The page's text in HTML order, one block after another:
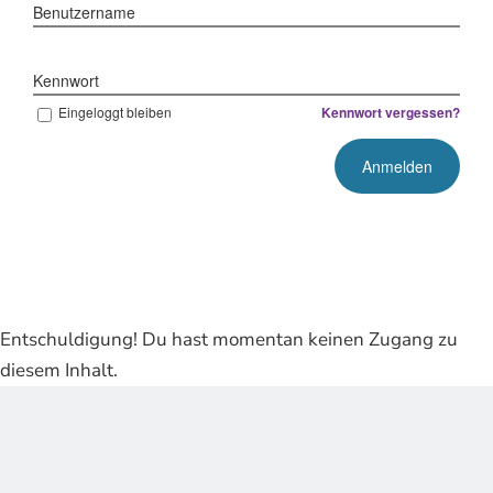
Benutzername
Kennwort
Eingeloggt bleiben Kennwort vergessen?
Entschuldigung! Du hast momentan keinen Zugang zu
diesem Inhalt.